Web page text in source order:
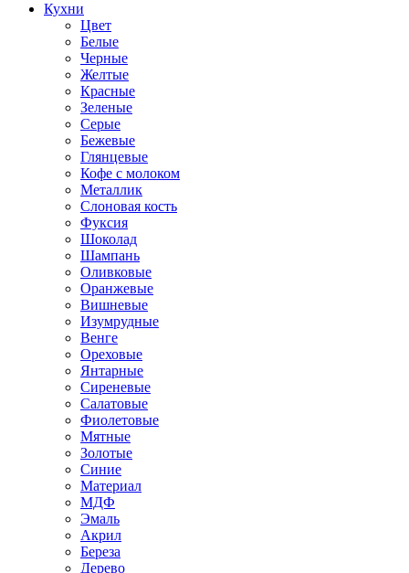
Кухни
Цвет
Белые
Черные
Желтые
Красные
Зеленые
Серые
Бежевые
Глянцевые
Кофе с молоком
Металлик
Слоновая кость
Фуксия
Шоколад
Шампань
Оливковые
Оранжевые
Вишневые
Изумрудные
Венге
Ореховые
Янтарные
Сиреневые
Салатовые
Фиолетовые
Мятные
Золотые
Синие
Материал
МДФ
Эмаль
Акрил
Береза
Дерево